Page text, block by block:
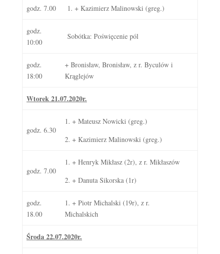
godz. 7.00 1. + Kazimierz Malinowski (greg.)
godz.
10:00
Sobótka: Poświęcenie pól
godz.
18:00
+ Bronisław, Bronisław, z r. Byculów i
Krąglejów
Wtorek 21.07.2020r.
godz. 6.30
1. + Mateusz Nowicki (greg.)
2. + Kazimierz Malinowski (greg.)
godz. 7.00
1. + Henryk Mikłasz (2r), z r. Mikłaszów
2. + Danuta Sikorska (1r)
godz.
18.00
1. + Piotr Michalski (19r), z r.
Michalskich
Środa 22.07.2020r.